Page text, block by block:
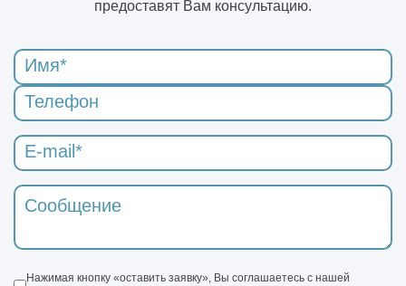
предоставят Вам консультацию.
Нажимая кнопку «оставить заявку», Вы соглашаетесь с нашей